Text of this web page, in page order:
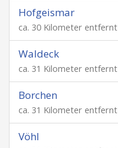
Hofgeismar
ca. 30 Kilometer entfernt
Waldeck
ca. 31 Kilometer entfernt
Borchen
ca. 31 Kilometer entfernt
Vöhl